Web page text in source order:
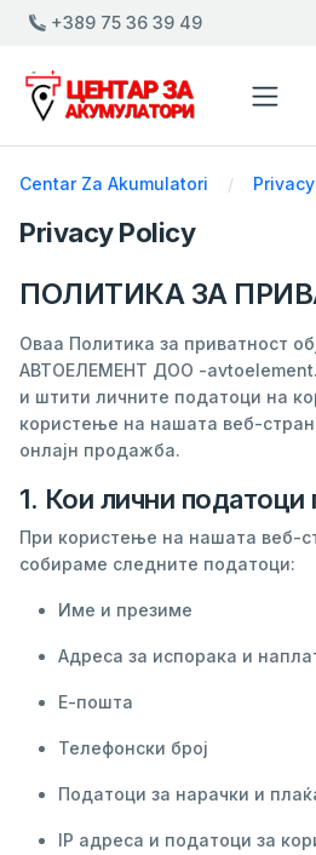
+389 75 36 39 49
Privacy Policy
Centar Za Akumulatori
ПОЛИТИКА ЗА
Оваа Политика за приватност
АВТОЕЛЕМЕНТ ДОО -
и штити личните податоци на
користење на нашата веб-
онлајн продажба.
1. Кои лични податоци
При користење на нашата веб-
собираме следните податоци:
Име и презиме
Адреса за испорака и
Е-пошта
Телефонски број
Податоци за нарачки и
IP адреса и податоци за